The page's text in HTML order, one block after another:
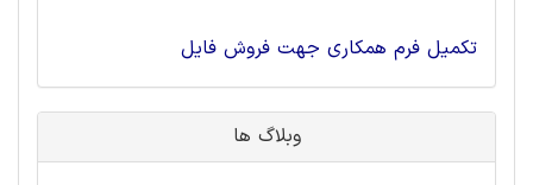
تکمیل فرم همکاری جهت فروش فایل
وبلاگ ها